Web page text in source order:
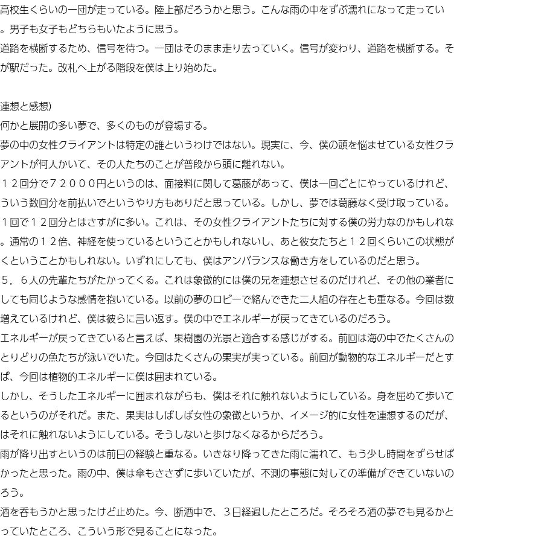
校生くらいの一団が走っている。陸上部だろうかと思う。こんな雨の中をずぶ濡れになって走ってい
男子も女子もどちらもいたように思う。
路を横断するため、信号を待つ。一団はそのまま走り去っていく。信号が変わり、道路を横断する。そ
駅だった。改札へ上がる階段を僕は上り始めた。
連想と感想）
かと展開の多い夢で、多くのものが登場する。
の中の女性クライアントは特定の誰というわけではない。現実に、今、僕の頭を悩ませている女性クラ
ントが何人かいて、その人たちのことが普段から頭に離れない。
２回分で７２０００円というのは、面接料に関して葛藤があって、僕は一回ごとにやっているけれど、
いう数回分を前払いでというやり方もありだと思っている。しかし、夢では葛藤なく受け取っている。
回で１２回分とはさすがに多い。これは、その女性クライアントたちに対する僕の労力なのかもしれな
通常の１２倍、神経を使っているということかもしれないし、あと彼女たちと１２回くらいこの状態が
ということかもしれない。いずれにしても、僕はアンバランスな働き方をしているのだと思う。
，６人の先輩たちがたかってくる。これは象徴的には僕の兄を連想させるのだけれど、その他の業者に
ても同じような感情を抱いている。以前の夢のロビーで絡んできた二人組の存在とも重なる。今回は数
えているけれど、僕は彼らに言い返す。僕の中でエネルギーが戻ってきているのだろう。
ネルギーが戻ってきていると言えば、果樹園の光景と適合する感じがする。前回は海の中でたくさんの
りどりの魚たちが泳いでいた。今回はたくさんの果実が実っている。前回が動物的なエネルギーだとす
、今回は植物的エネルギーに僕は囲まれている。
かし、そうしたエネルギーに囲まれながらも、僕はそれに触れないようにしている。身を屈めて歩いて
というのがそれだ。また、果実はしばしば女性の象徴というか、イメージ的に女性を連想するのだが、
それに触れないようにしている。そうしないと歩けなくなるからだろう。
が降り出すというのは前日の経験と重なる。いきなり降ってきた雨に濡れて、もう少し時間をずらせば
ったと思った。雨の中、僕は傘もささずに歩いていたが、不測の事態に対しての準備ができていないの
う。
を呑もうかと思ったけど止めた。今、断酒中で、３日経過したところだ。そろそろ酒の夢でも見るかと
ていたところ、こういう形で見ることになった。